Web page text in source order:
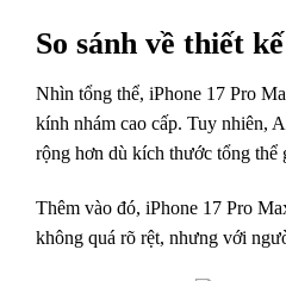
So sánh về thiết
Nhìn tổng thể, iPhone 17 Pro
kính nhám cao cấp. Tuy nhiên,
rộng hơn dù kích thước tổng thể
Thêm vào đó, iPhone 17 Pro
không quá rõ rệt, nhưng với